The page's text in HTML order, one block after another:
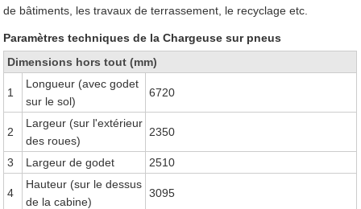
de bâtiments, les travaux de terrassement, le recyclage etc.
Paramètres techniques de la Chargeuse sur pneus
Dimensions hors tout (mm)
1
Longueur (avec godet
sur le sol)
6720
2
Largeur (sur l'extérieur
des roues)
2350
3 Largeur de godet 2510
4
Hauteur (sur le dessus
de la cabine)
3095